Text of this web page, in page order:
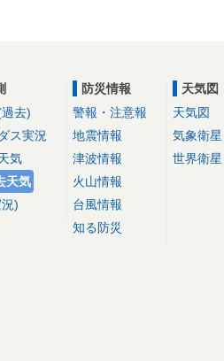
去)
ス実況
気
天気
)
防災情報
警報・注意報
地震情報
津波情報
火山情報
台風情報
知る防災
天気図
天気図
気象衛星
世界衛星